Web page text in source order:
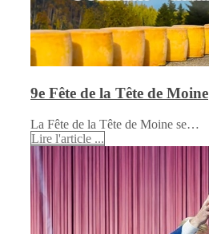
9e Fête de la Tête de Moine
La Fête de la Tête de Moine se…
Lire l'article ...